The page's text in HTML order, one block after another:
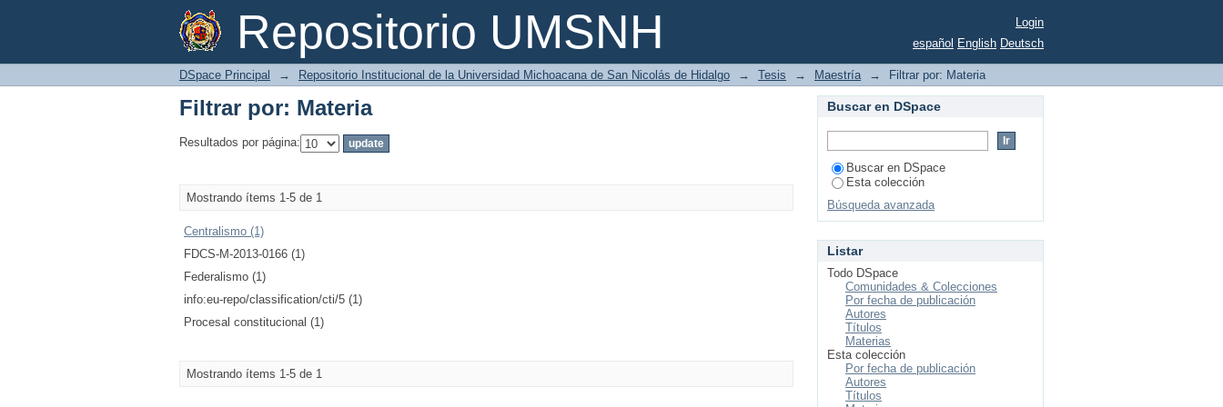
Repositorio UMSNH
Filtrar por: Materia
Login
español English Deutsch
DSpace Principal → Repositorio Institucional de la Universidad Michoacana de San Nicolás de Hidalgo → Tesis → Maestría → Filtrar por: Materia
Filtrar por: Materia
Resultados por página:
Mostrando ítems 1-5 de 1
Centralismo (1)
FDCS-M-2013-0166 (1)
Federalismo (1)
info:eu-repo/classification/cti/5 (1)
Procesal constitucional (1)
Mostrando ítems 1-5 de 1
Buscar en DSpace
Buscar en DSpace
Esta colección
Búsqueda avanzada
Listar
Todo DSpace
Comunidades & Colecciones
Por fecha de publicación
Autores
Títulos
Materias
Esta colección
Por fecha de publicación
Autores
Títulos